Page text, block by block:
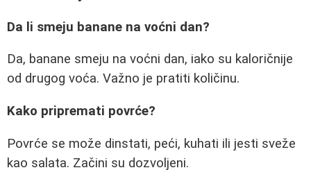
Da li smeju banane na voćni dan?
Da, banane smeju na voćni dan, iako su kaloričnije
od drugog voća. Važno je pratiti količinu.
Kako pripremati povrće?
Povrće se može dinstati, peći, kuhati ili jesti sveže
kao salata. Začini su dozvoljeni.